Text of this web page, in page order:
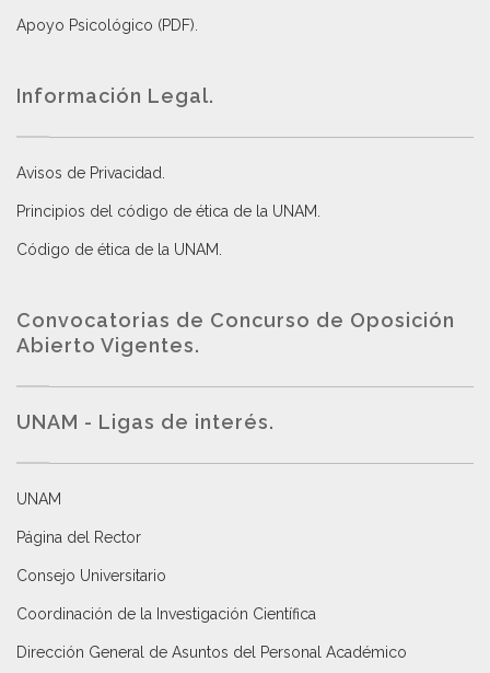
Apoyo Psicológico (PDF)
Información Legal.
Avisos de Privacidad
Principios del código de ética de la UNAM
Código de ética de la UNAM
Convocatorias de Concurso de Oposición
Abierto Vigentes.
UNAM - Ligas de interés.
UNAM
Página del Rector
Consejo Universitario
Coordinación de la Investigación Científica
Dirección General de Asuntos del Personal Académico